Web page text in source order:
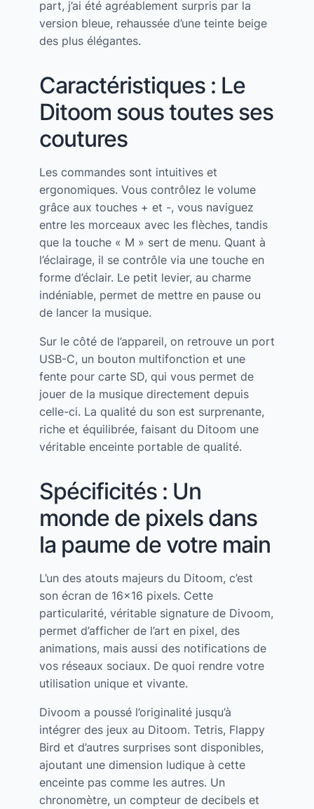
part, j’ai été agréablement surpris par la
version bleue, rehaussée d’une teinte beige
des plus élégantes.
Caractéristiques : Le
Ditoom sous toutes ses
coutures
Les commandes sont intuitives et
ergonomiques. Vous contrôlez le volume
grâce aux touches + et -, vous naviguez
entre les morceaux avec les flèches, tandis
que la touche « M » sert de menu. Quant à
l’éclairage, il se contrôle via une touche en
forme d’éclair. Le petit levier, au charme
indéniable, permet de mettre en pause ou
de lancer la musique.
Sur le côté de l’appareil, on retrouve un port
USB-C, un bouton multifonction et une
fente pour carte SD, qui vous permet de
jouer de la musique directement depuis
celle-ci. La qualité du son est surprenante,
riche et équilibrée, faisant du Ditoom une
véritable enceinte portable de qualité.
Spécificités : Un
monde de pixels dans
la paume de votre main
L’un des atouts majeurs du Ditoom, c’est
son écran de 16×16 pixels. Cette
particularité, véritable signature de Divoom,
permet d’afficher de l’art en pixel, des
animations, mais aussi des notifications de
vos réseaux sociaux. De quoi rendre votre
utilisation unique et vivante.
Divoom a poussé l’originalité jusqu’à
intégrer des jeux au Ditoom. Tetris, Flappy
Bird et d’autres surprises sont disponibles,
ajoutant une dimension ludique à cette
enceinte pas comme les autres. Un
chronomètre, un compteur de decibels et